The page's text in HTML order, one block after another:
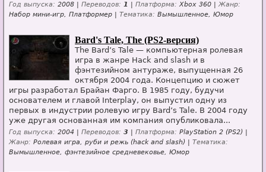
Год выпуска: 2008 | Переводов: 1 Платформа: Xbox 360 |Жанр:
Набор мини-игр, Платформер | Тематика: Вымышленное, Юмор
Bard's Tale, The (PS2-версия)
The Bard’s Tale — компьютерная ролевая
игра в жанре Hack and slash и в
фэнтезийном антураже, выпущенная 26
октября 2004 года. Концепцию и сюжет
игры разработал Брайан Фарго. В 1985 году, будучи
основателем и главой Interplay, он выпустил одну из
первых в индустрии ролевую игру Bard’s Tale. В 2004 году
уже другая основанная им компания опубликовала...
Год выпуска: 2004 | Переводов: 3 Платформа: PlayStation 2 (PS2) |
Жанр: Ролевая игра, руби и режь (hack and slash) | Тематика:
Вымышленное, фэнтезийное средневековье, Юмор